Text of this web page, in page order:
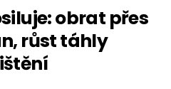
obrat přes
růst táhly